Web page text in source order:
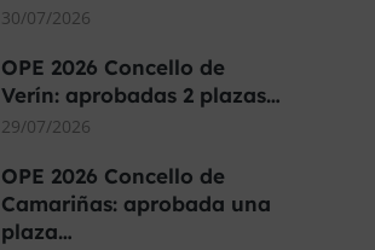
30/07/2026
OPE 2026 Concello de
Verín: aprobadas 2 plazas…
29/07/2026
OPE 2026 Concello de
Camariñas: aprobada una
plaza…